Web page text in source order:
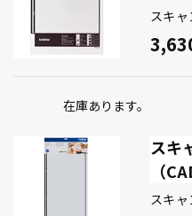
スキ
在庫あります。
スキ
（
スキ